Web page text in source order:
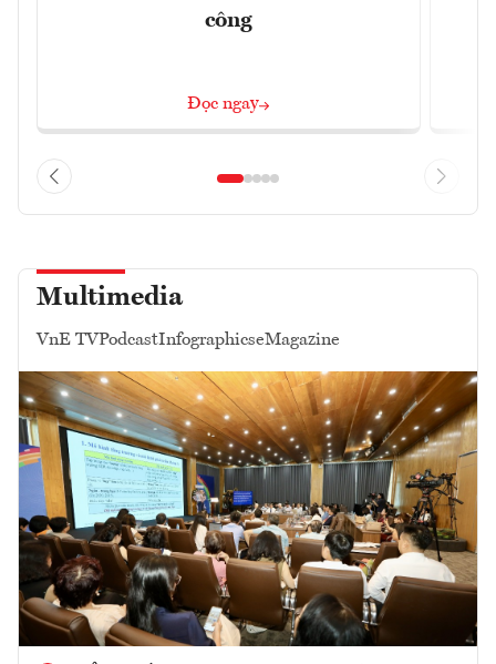
công
Đọc ngay
Multimedia
VnE TVPodcastInfographicseMagazine